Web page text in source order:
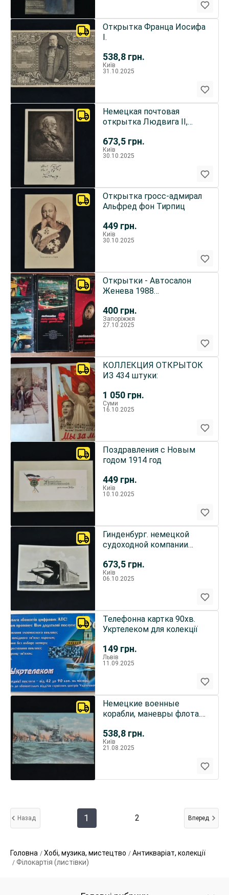
538,8 грн.
Открытка Франца Иосифа
I.
Київ
31.10.2025
673,5 грн.
Немецкая почтовая
открытка Людвига II,
Київ
30.10.2025
449 грн.
Открытка гросс-адмирал
Альфред фон Тирпиц
Київ
30.10.2025
400 грн.
Открытки - Автосалон
Женева 1988
Запоріжжя
27.10.2025
1 050 грн.
КОЛЛЕКЦИЯ ОТКРЫТОК
ИЗ 434 штуки:
Суми
16.10.2025
449 грн.
Поздравления с Новым
годом 1914 год
Київ
10.10.2025
673,5 грн.
Гинденбург. немецкой
судоходной компании
Київ
06.10.2025
149 грн.
Телефонна картка 90хв.
Укртелеком для колекції
Львів
11.09.2025
538,8 грн.
Немецкие военные
корабли, маневры флота.
Київ
21.08.2025
Назад 1 2 Вперед
Головна Хобі, музика, мистецтво
Антикваріат, колекції
Філокартія (листівки)